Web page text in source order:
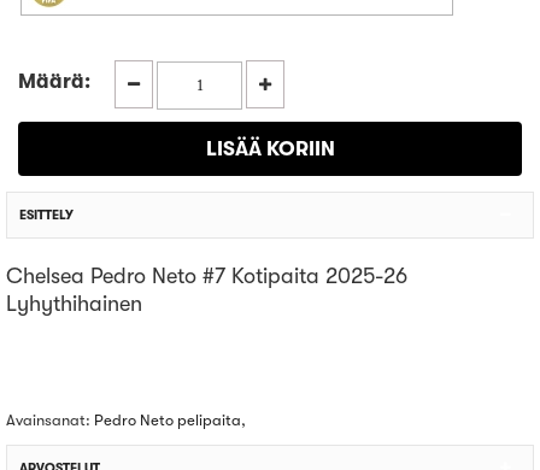
Määrä:
ESITTELY
Chelsea Pedro Neto #7 Kotipaita 2025-26
Lyhythihainen
Avainsanat: Pedro Neto pelipaita,